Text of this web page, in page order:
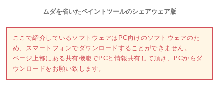
ムダを省いたペイントツールのシェアウェア版
ここで紹介しているソフトウェアはPC向けのソフトウェアのた
め、スマートフォンでダウンロードすることができません。
ページ上部にある共有機能でPCと情報共有して頂き、PCからダ
ウンロードをお願い致します。